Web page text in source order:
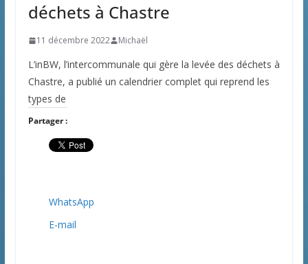
déchets à Chastre
11 décembre 2022 Michaël
L’inBW, l’intercommunale qui gère la levée des déchets à
Chastre, a publié un calendrier complet qui reprend les
types de
Partager :
WhatsApp
E-mail